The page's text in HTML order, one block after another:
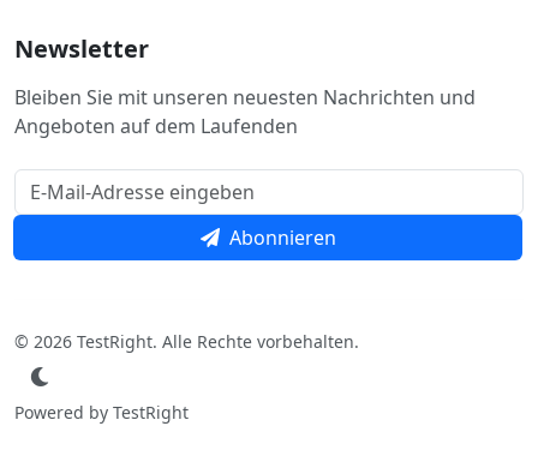
Newsletter
Bleiben Sie mit unseren neuesten Nachrichten und
Angeboten auf dem Laufenden
Abonnieren
© 2026 TestRight. Alle Rechte vorbehalten.
Powered by TestRight